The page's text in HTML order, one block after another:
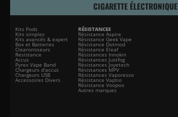
CIGARETTE ÉLECTRONIQUE
Kits Pods
Kits simples
Kits avancés & expert
Box et Batteries
Clearomiseurs
Resistance
Accus
Pyrex Vape Band
Chargeurs d'accus
Chargeurs USB
Accessoires Divers
RÉSISTANCES
Résistance Aspire
Résistance Geek Vape
Résistance Dotmod
Résistance Eleaf
Résistances Innokin
Résistances Justfog
Résistances Joyetech
Résistances MPV
Résistances Vaporesso
Résistance Vaptio
Résistance Voopoo
Autres marques